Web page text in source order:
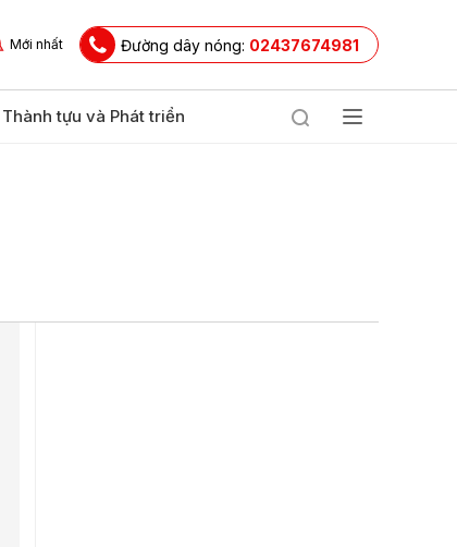
Mới nhất Đường dây nóng: 02437674981
Thành tựu và Phát triển